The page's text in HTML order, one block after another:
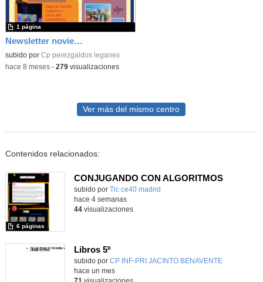
Newsletter noviembre 2025
subido por Cp perezgaldos leganes
1 página
-hace 8 meses- 279visualizaciones
Ver más del mismo centro
Contenidos relacionados:
CONJUGANDO CON ALGORITMOS
subido por Tic ce40 madrid
6 páginas
hace 4 semanas
44visualizaciones
Libros 5º
subido por CP INF-PRI JACINTO BENAVENTE-
hace un mes